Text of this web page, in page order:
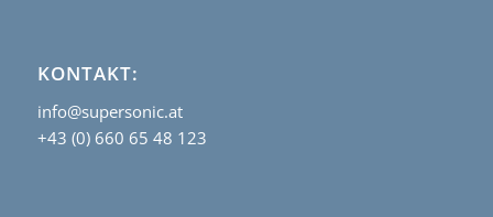
KONTAKT:
info@supersonic.at
+43 (0) 660 65 48 123